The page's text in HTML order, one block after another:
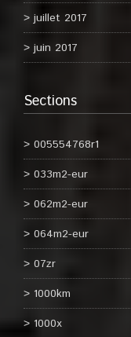
juillet 2017
juin 2017
Sections
005554768r1
033m2-eur
062m2-eur
064m2-eur
07zr
1000km
1000x